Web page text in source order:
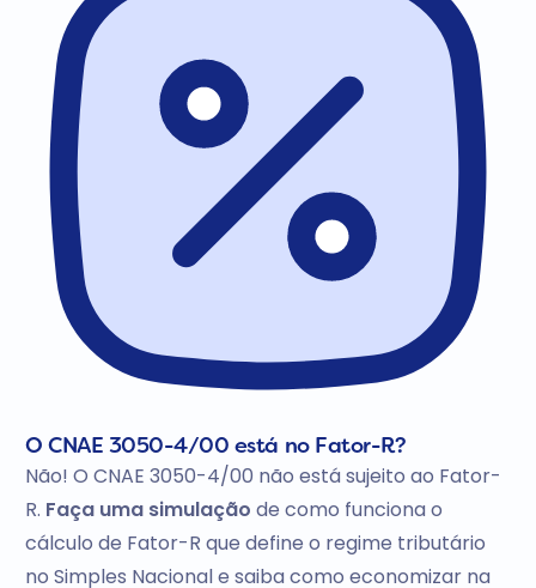
O CNAE 3050-4/00 está no Fator-R?
Não! O CNAE 3050-4/00 não está sujeito ao Fator-
R. Faça uma simulação de como funciona o
cálculo de Fator-R que define o regime tributário
no Simples Nacional e saiba como economizar na